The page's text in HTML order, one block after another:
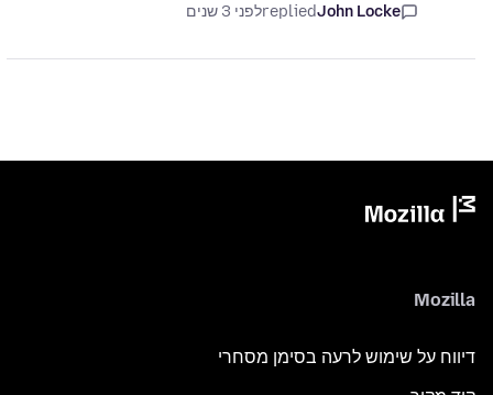
John Locke
repliedלפני 3 שנים
Mozilla
דיווח על שימוש לרעה בסימן מסחרי